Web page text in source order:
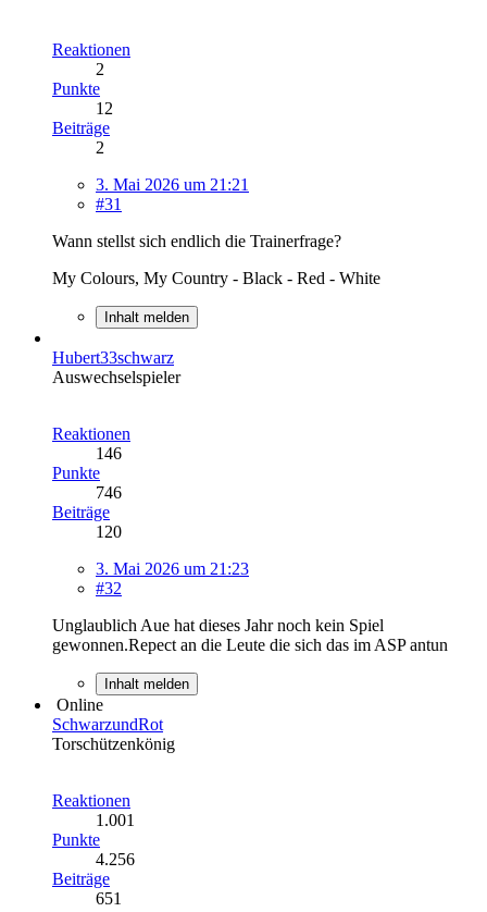
Reaktionen
2
Punkte
12
Beiträge
2
3. Mai 2026 um 21:21
#31
Wann stellst sich endlich die Trainerfrage?
My Colours, My Country - Black - Red - White
Inhalt melden
Hubert33schwarz
Auswechselspieler
Reaktionen
146
Punkte
746
Beiträge
120
3. Mai 2026 um 21:23
#32
Unglaublich Aue hat dieses Jahr noch kein Spiel
gewonnen.Repect an die Leute die sich das im ASP antun
Inhalt melden
Online
SchwarzundRot
Torschützenkönig
Reaktionen
1.001
Punkte
4.256
Beiträge
651